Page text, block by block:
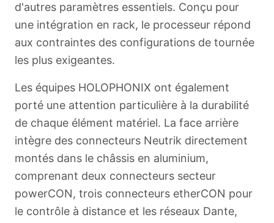
d'autres paramètres essentiels. Conçu pour
une intégration en rack, le processeur répond
aux contraintes des configurations de tournée
les plus exigeantes.
Les équipes HOLOPHONIX ont également
porté une attention particulière à la durabilité
de chaque élément matériel. La face arrière
intègre des connecteurs Neutrik directement
montés dans le châssis en aluminium,
comprenant deux connecteurs secteur
powerCON, trois connecteurs etherCON pour
le contrôle à distance et les réseaux Dante,